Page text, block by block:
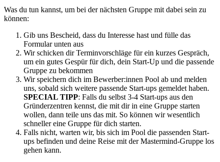
Was du tun kannst, um bei der nächsten Gruppe mit dabei sein zu
können:
Gib uns Bescheid, dass du Interesse hast und fülle das
Formular unten aus
Wir schicken dir Terminvorschläge für ein kurzes Gespräch,
um ein gutes Gespür für dich, dein Start-Up und die passende
Gruppe zu bekommen
Wir speichern dich im Bewerber:innen Pool ab und melden
uns, sobald sich weitere passende Start-ups gemeldet haben.
SPECIAL TIPP: Falls du selbst 3-4 Start-ups aus den
Gründerzentren kennst, die mit dir in eine Gruppe starten
wollen, dann teile uns das mit. So können wir wesentlich
schneller eine Gruppe für dich starten.
Falls nicht, warten wir, bis sich im Pool die passenden Start-
ups befinden und deine Reise mit der Mastermind-Gruppe los
gehen kann.